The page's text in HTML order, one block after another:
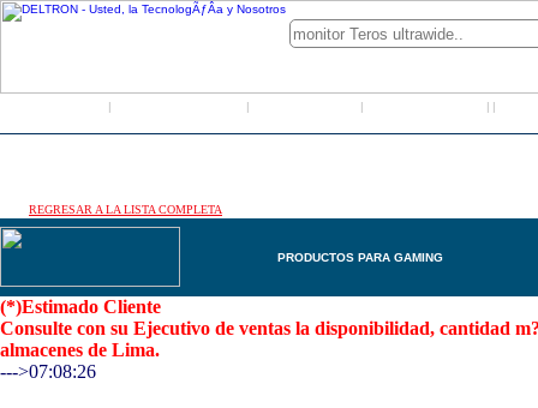
| | | | |
REGRESAR A LA LISTA COMPLETA
PRODUCTOS PARA GAMING
(*)Estimado Cliente
Consulte con su Ejecutivo de ventas la disponibilidad, cantidad
almacenes de Lima.
--->07:08:26